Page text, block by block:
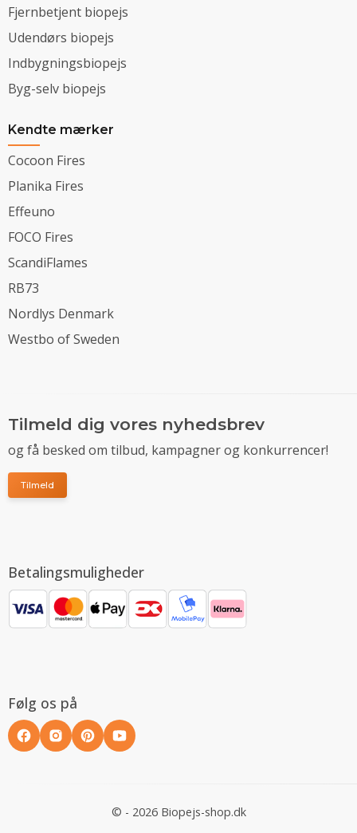
Fjernbetjent biopejs
Udendørs biopejs
Indbygningsbiopejs
Byg-selv biopejs
Kendte mærker
Cocoon Fires
Planika Fires
Effeuno
FOCO Fires
ScandiFlames
RB73
Nordlys Denmark
Westbo of Sweden
Tilmeld dig vores nyhedsbrev
og få besked om tilbud, kampagner og konkurrencer!
Tilmeld
Betalingsmuligheder
Følg os på
© - 2026 Biopejs-shop.dk